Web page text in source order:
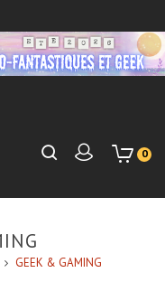
0
GEEK & GAMING